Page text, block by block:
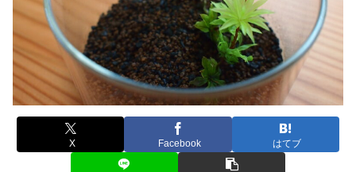
X Facebook はてブ